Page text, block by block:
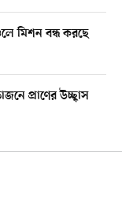
মিশন বন্ধ করছে
প্রাণের উচ্ছ্বাস
আল-সাইয়েদকে হারাতে